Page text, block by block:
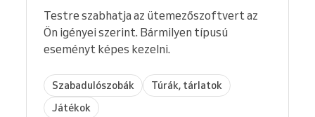
Testre szabhatja az ütemezőszoftvert az
Ön igényei szerint. Bármilyen típusú
eseményt képes kezelni.
Szabadulószobák
Túrák, tárlatok
Játékok